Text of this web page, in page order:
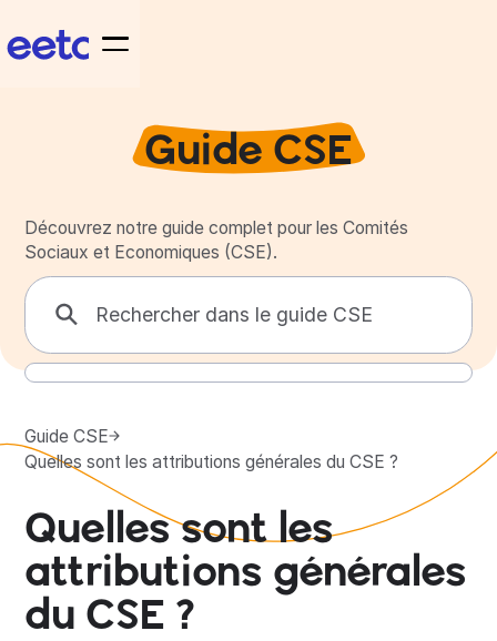
Guide CSE
Découvrez notre guide complet pour les Comités
Sociaux et Economiques (CSE).
Guide CSE
Quelles sont les attributions générales du CSE ?
Quelles sont les
attributions générales
du CSE ?